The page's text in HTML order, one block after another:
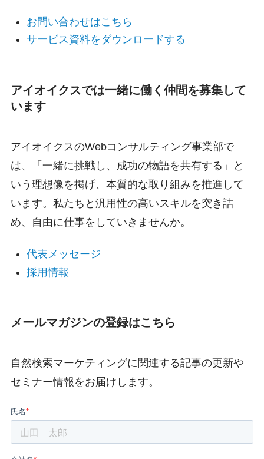
お問い合わせはこちら
サービス資料をダウンロードする
アイオイクスでは一緒に働く仲間を募集して
います
アイオイクスのWebコンサルティング事業部で
は、「一緒に挑戦し、成功の物語を共有する」と
いう理想像を掲げ、本質的な取り組みを推進して
います。私たちと汎用性の高いスキルを突き詰
め、自由に仕事をしていきませんか。
代表メッセージ
採用情報
メールマガジンの登録はこちら
自然検索マーケティングに関連する記事の更新や
セミナー情報をお届けします。